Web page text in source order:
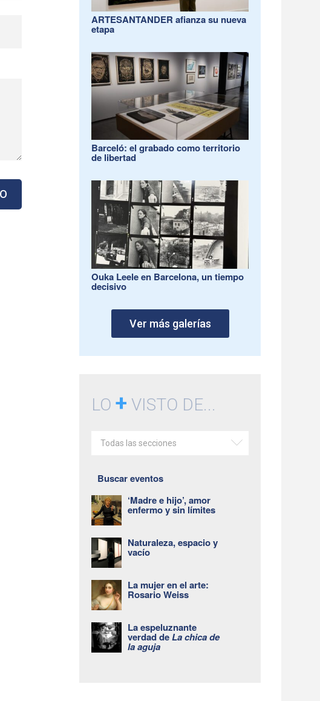
ARTESANTANDER afianza su nueva
etapa
Barceló: el grabado como territorio
de libertad
Ouka Leele en Barcelona, un tiempo
decisivo
Ver más galerías
LO+ VISTO DE...
Todas las secciones
Buscar eventos
‘Madre e hijo’, amor
enfermo y sin límites
Naturaleza, espacio y
vacío
La mujer en el arte:
Rosario Weiss
La espeluznante
verdad deLa chica de
la aguja